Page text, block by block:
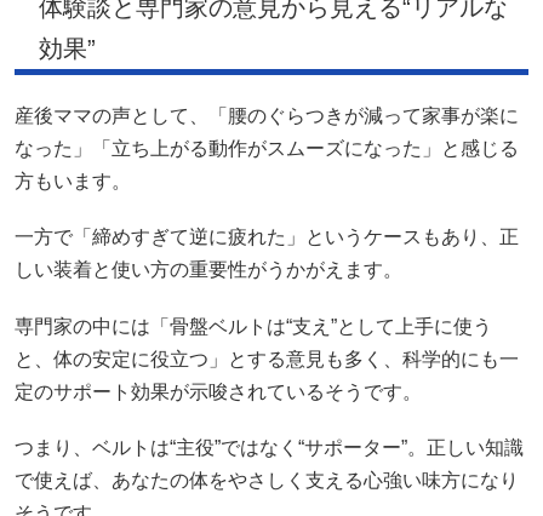
体験談と専門家の意見から見える“リアルな
効果”
産後ママの声として、「腰のぐらつきが減って家事が楽に
なった」「立ち上がる動作がスムーズになった」と感じる
方もいます。
一方で「締めすぎて逆に疲れた」というケースもあり、正
しい装着と使い方の重要性がうかがえます。
専門家の中には「骨盤ベルトは“支え”として上手に使う
と、体の安定に役立つ」とする意見も多く、科学的にも一
定のサポート効果が示唆されているそうです。
つまり、ベルトは“主役”ではなく“サポーター”。正しい知識
で使えば、あなたの体をやさしく支える心強い味方になり